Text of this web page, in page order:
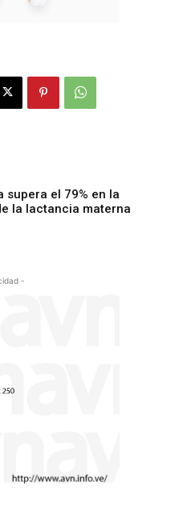
supera el 79% en la
la lactancia materna
-